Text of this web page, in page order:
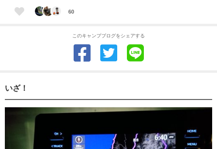
60
このキャンプブログをシェアする
いざ！